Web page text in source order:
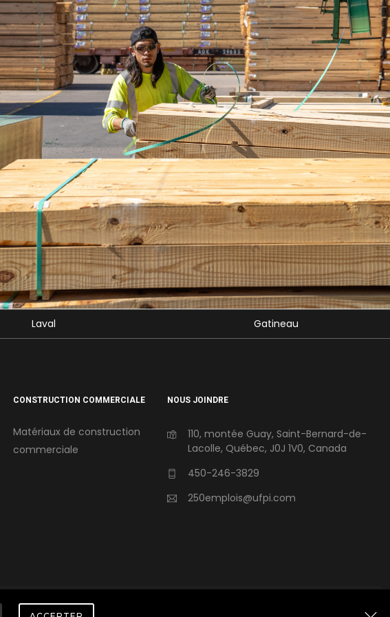
Laval Gatineau
CONSTRUCTION COMMERCIALE
Matériaux de construction
commerciale
NOUS JOINDRE
110, montée Guay, Saint-Bernard-de-
Lacolle, Québec, J0J 1V0, Canada
450-246-3829
250emplois@ufpi.com